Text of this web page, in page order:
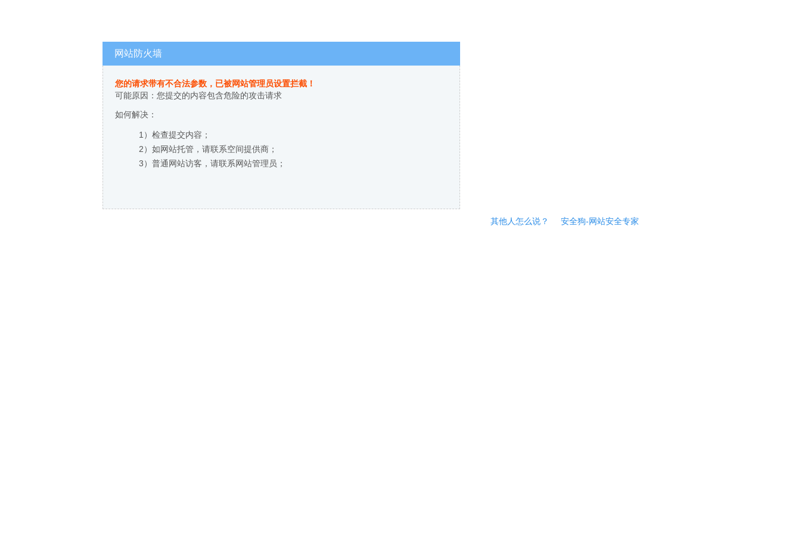
网站防火墙
您的请求带有不合法参数，已被网站管理员设置拦截！
可能原因：您提交的内容包含危险的攻击请求
如何解决：
1）检查提交内容；
2）如网站托管，请联系空间提供商；
3）普通网站访客，请联系网站管理员；
其他人怎么说？ 安全狗-网站安全专家